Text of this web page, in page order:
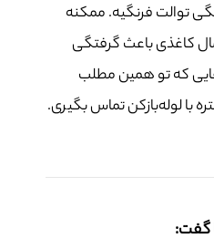
توالت فرنگیه. ممکنه
کاغذی باعث گرفتگی
که تو همین مطلب
با لوله‌بازکن تماس بگیری.
گفت: